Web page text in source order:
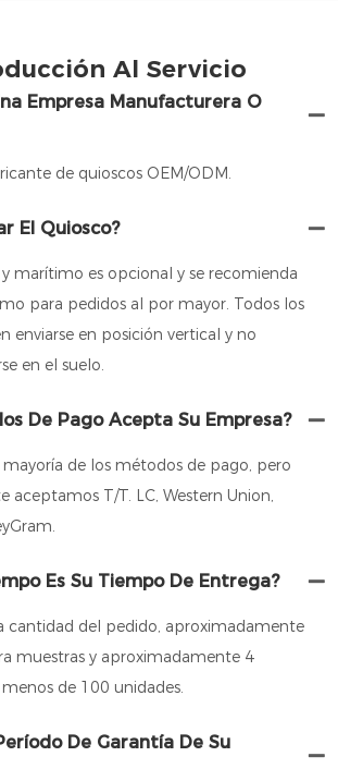
Al Servicio
Empresa Manufacturera O
de quioscos OEM/ODM.
El Quiosco?
y marítimo es opcional y se recomienda
para pedidos al por mayor. Todos los
enviarse en posición vertical y no
en el suelo.
De Pago Acepta Su Empresa?
de los métodos de pago, pero
aceptamos T/T. LC, Western Union,
Es Su Tiempo De Entrega?
cantidad del pedido, aproximadamente
muestras y aproximadamente 4
de 100 unidades.
De Garantía De Su